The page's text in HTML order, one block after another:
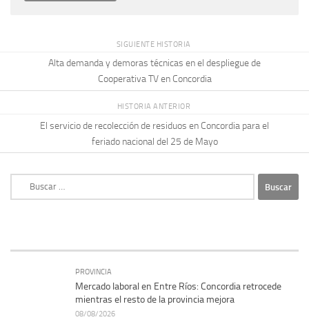
SIGUIENTE HISTORIA
Alta demanda y demoras técnicas en el despliegue de
Cooperativa TV en Concordia
HISTORIA ANTERIOR
El servicio de recolección de residuos en Concordia para el
feriado nacional del 25 de Mayo
PROVINCIA
Mercado laboral en Entre Ríos: Concordia retrocede
mientras el resto de la provincia mejora
08/08/2026